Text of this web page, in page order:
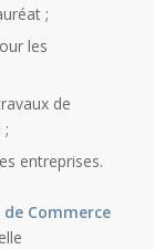
;
les
de
;
entreprises.
Commerce